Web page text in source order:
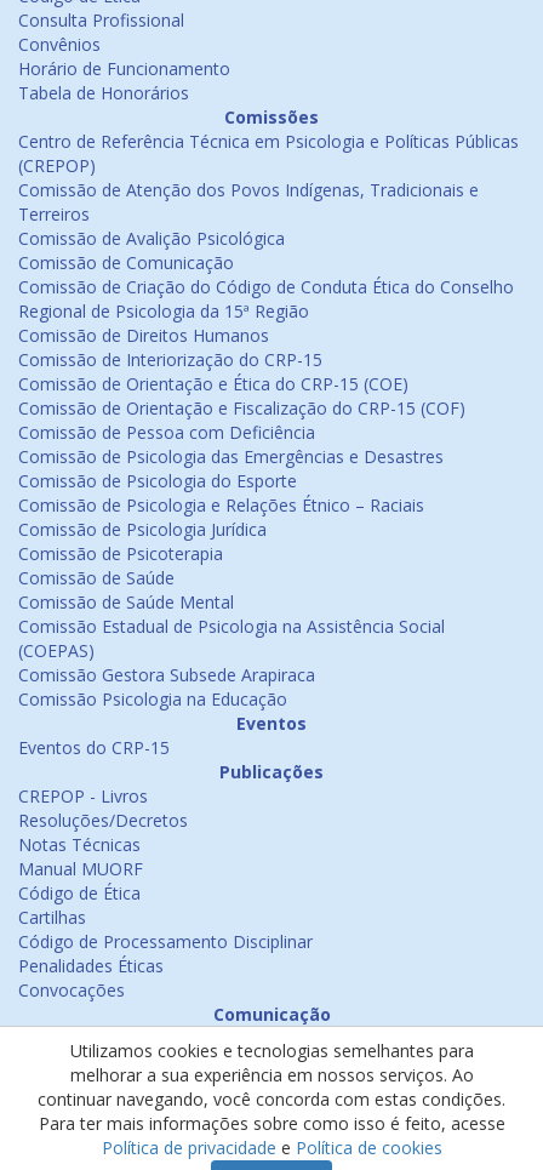
Consulta Profissional
Convênios
Horário de Funcionamento
Tabela de Honorários
Comissões
Centro de Referência Técnica em Psicologia e Políticas Públicas
(CREPOP)
Comissão de Atenção dos Povos Indígenas, Tradicionais e
Terreiros
Comissão de Avalição Psicológica
Comissão de Comunicação
Comissão de Criação do Código de Conduta Ética do Conselho
Regional de Psicologia da 15ª Região
Comissão de Direitos Humanos
Comissão de Interiorização do CRP-15
Comissão de Orientação e Ética do CRP-15 (COE)
Comissão de Orientação e Fiscalização do CRP-15 (COF)
Comissão de Pessoa com Deficiência
Comissão de Psicologia das Emergências e Desastres
Comissão de Psicologia do Esporte
Comissão de Psicologia e Relações Étnico – Raciais
Comissão de Psicologia Jurídica
Comissão de Psicoterapia
Comissão de Saúde
Comissão de Saúde Mental
Comissão Estadual de Psicologia na Assistência Social
(COEPAS)
Comissão Gestora Subsede Arapiraca
Comissão Psicologia na Educação
Eventos
Eventos do CRP-15
Publicações
CREPOP - Livros
Resoluções/Decretos
Notas Técnicas
Manual MUORF
Código de Ética
Cartilhas
Código de Processamento Disciplinar
Penalidades Éticas
Convocações
Comunicação
Emissão de Certificados
Psicologia na Mídia
Ouvidoria
Política de cookies
Política de privacidade
Utilizamos cookies e tecnologias semelhantes para
melhorar a sua experiência em nossos serviços. Ao
continuar navegando, você concorda com estas condições.
Para ter mais informações sobre como isso é feito, acesse
Política de privacidade e Política de cookies